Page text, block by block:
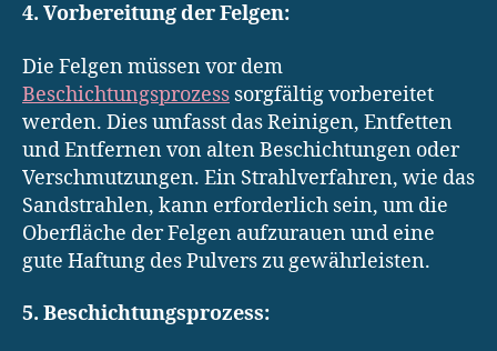
4. Vorbereitung der Felgen:
Die Felgen müssen vor dem
Beschichtungsprozess sorgfältig vorbereitet
werden. Dies umfasst das Reinigen, Entfetten
und Entfernen von alten Beschichtungen oder
Verschmutzungen. Ein Strahlverfahren, wie das
Sandstrahlen, kann erforderlich sein, um die
Oberfläche der Felgen aufzurauen und eine
gute Haftung des Pulvers zu gewährleisten.
5. Beschichtungsprozess: